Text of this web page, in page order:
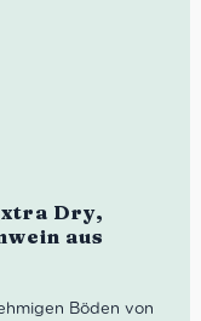
Dry,
aus
Böden von